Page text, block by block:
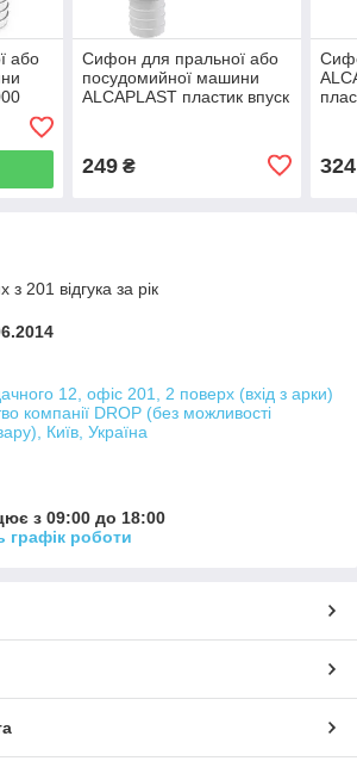
або
Сифон для пральної або
посудомийної машини
ALCAPLAST пластик впуск
249₴ 324
з 201 відгука за рік
12, офіс 201, 2 поверх (вхід з арки)
компанії DROP (без можливості
Київ, Україна
з 09:00 до 18:00
графік роботи